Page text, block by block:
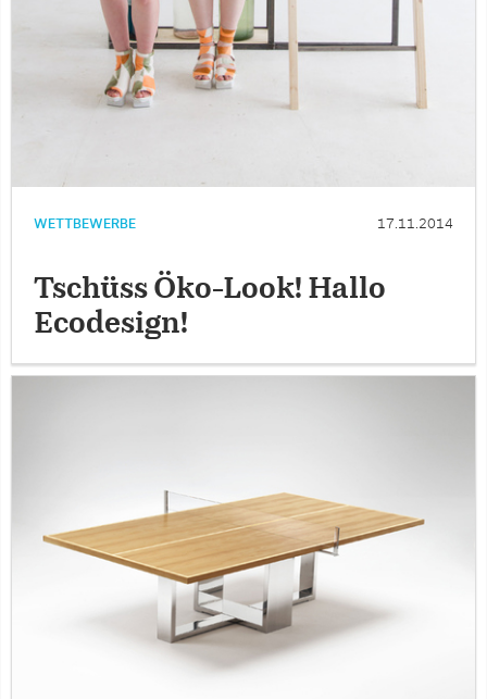
WETTBEWERBE 17.11.2014
Tschüss Öko-Look! Hallo
Ecodesign!